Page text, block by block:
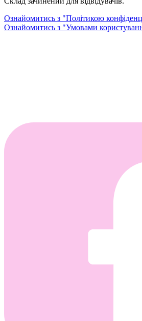
Ознайомитись з "Політикою
Ознайомитись з "Умовами